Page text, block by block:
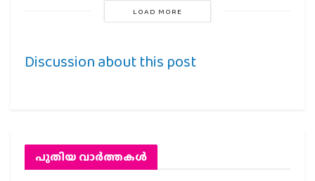
LOAD MORE
Discussion about this post
പുതിയ വാര്‍ത്തകള്‍